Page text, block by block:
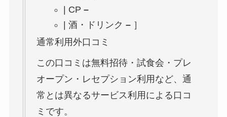
| CP –
酒・ドリンク – ］
通常利用外口コミ
この口コミは無料招待・試食会・プレ
オープン・レセプション利用など、通
常とは異なるサービス利用による口コ
ミです。